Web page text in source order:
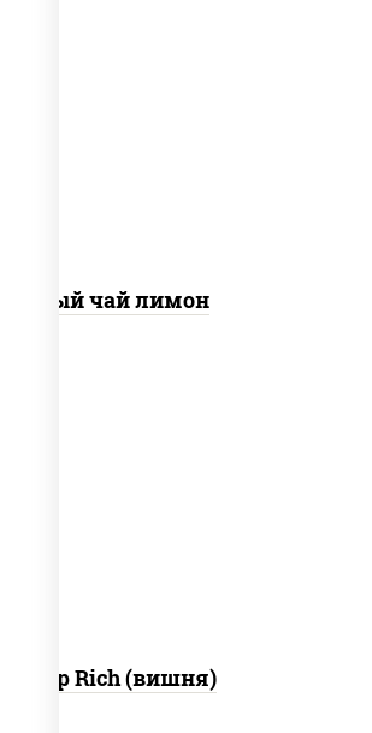
Чёрный чай лимон
Нектар Rich (вишня)